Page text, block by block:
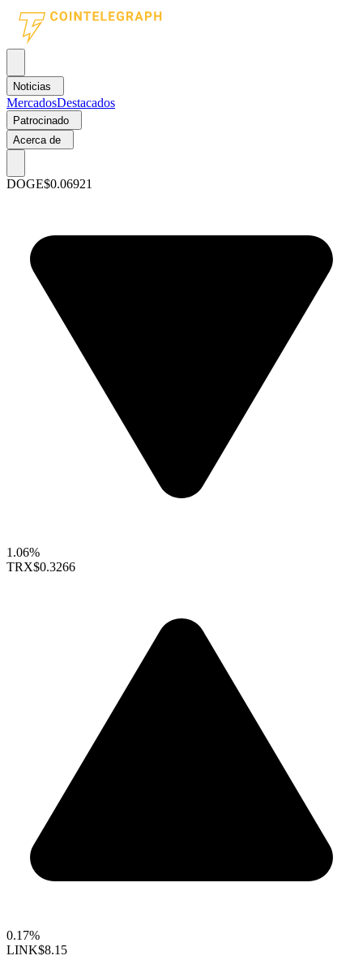
Noticias
MercadosDestacados
Patrocinado
Acerca de
DOGE$0.06921
1.06%
TRX$0.3266
0.17%
LINK$8.15